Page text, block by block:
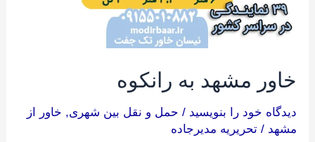
خاور مشهد به رانکوه
دیدگاه‌ خود را بنویسید / حمل و نقل بین شهری, خاور از
مشهد /تحریریه مدیرجاده